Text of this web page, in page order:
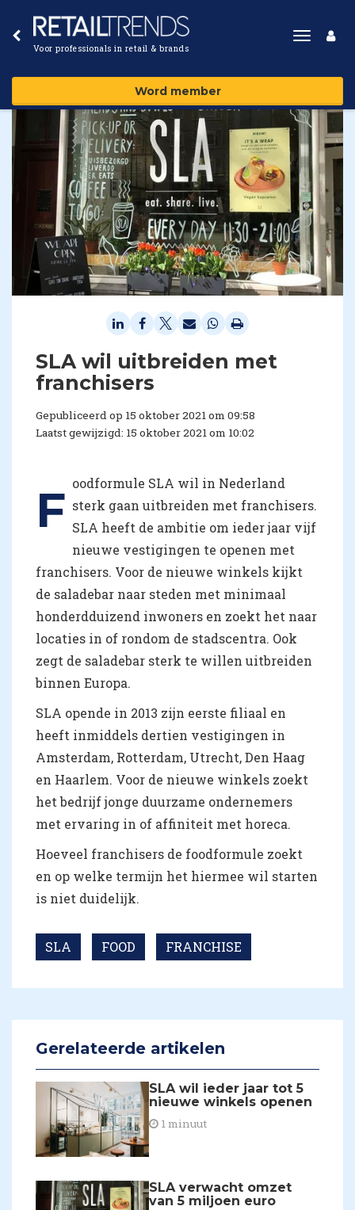
Voor professionals in retail & brands
Toggle
Word member
SLA wil uitbreiden met
franchisers
Gepubliceerd op 15 oktober 2021 om 09:58
Laatst gewijzigd: 15 oktober 2021 om 10:02
F oodformule SLA wil in Nederland
sterk gaan uitbreiden met franchisers.
SLA heeft de ambitie om ieder jaar vijf
nieuwe vestigingen te openen met
franchisers. Voor de nieuwe winkels kijkt
de saladebar naar steden met minimaal
honderdduizend inwoners en zoekt het naar
locaties in of rondom de stadscentra. Ook
zegt de saladebar sterk te willen uitbreiden
binnen Europa.
SLA opende in 2013 zijn eerste filiaal en
heeft inmiddels dertien vestigingen in
Amsterdam, Rotterdam, Utrecht, Den Haag
en Haarlem. Voor de nieuwe winkels zoekt
het bedrijf jonge duurzame ondernemers
met ervaring in of affiniteit met horeca.
Hoeveel franchisers de foodformule zoekt
en op welke termijn het hiermee wil starten
is niet duidelijk.
SLA FOOD FRANCHISE
Gerelateerde artikelen
SLA wil ieder jaar tot 5
nieuwe winkels openen
1 minuut
SLA verwacht omzet
van 5 miljoen euro